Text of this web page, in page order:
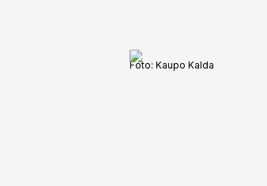
Foto: Kaupo Kalda